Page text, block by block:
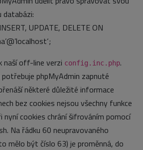
databázi:
UPDATE, DELETE ON
naší off-line verzi config.inc.php.
phpMyAdmin zapnuté
některé důležité informace
bez cookies nejsou všechny funkce
nyní cookies chrání šifrováním pomocí
Na řádku 60 neupravovaného
mělo být číslo 63) je proměnná, do